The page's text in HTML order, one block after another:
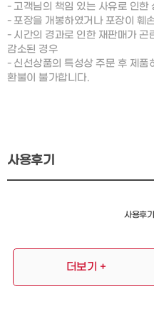
- 고객님의 책임 있는 사유로 인한
- 포장을 개봉하였거나 포장이 훼
- 시간의 경과로 인한 재판매가 곤
감소된 경우
- 신선상품의 특성상 주문 후 제
환불이 불가합니다.
사용후기
사용후
더보기 +